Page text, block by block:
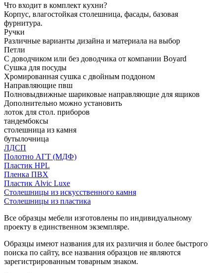
Что входит в комплект кухни?
Корпус, влагостойкая столешница, фасады, базовая
фурнитура.
Ручки
Различные варианты дизайна и материала на выбор
Петли
С доводчиком или без доводчика от компании Boyard
Сушка для посуды
Хромированная сушка с двойным поддоном
Направляющие пвш
Полновыдвижные шариковые направляющие для ящиков
Дополнительно можно установить
лоток для стол. приборов
тандембоксы
столешница из камня
бутылочница
ЛДСП
Полотно АГТ (МДФ)
Пластик HPL
Пленка ПВХ
Пластик Alvic Luxe
Столешницы из искусственного камня
Столешницы из пластика
Все образцы мебели изготовлены по индивидуальному
проекту в единственном экземпляре.
Образцы имеют названия для их различия и более быстрого
поиска по сайту, все названия образцов не являются
зарегистрированным товарным знаком.